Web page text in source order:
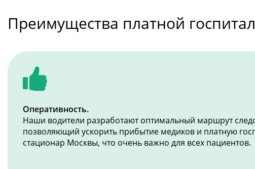
Преимущества платной
Оперативность.
Наши водители разработают оптимальный маршрут
позволяющий ускорить прибытие медиков и платную
стационар Москвы, что очень важно для всех пациентов.